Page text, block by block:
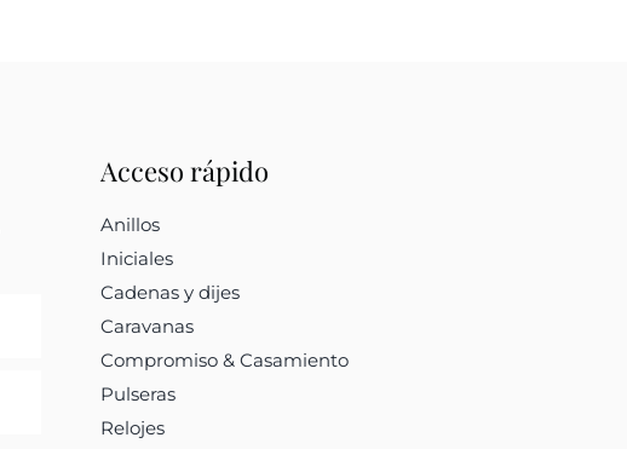
Acceso rápido
Anillos
Iniciales
Cadenas y dijes
Caravanas
Compromiso & Casamiento
Pulseras
Relojes